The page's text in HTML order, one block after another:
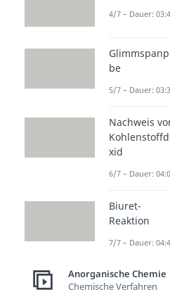
Fehling
zur
Für die Fehling
Reagenz
Fehlingsche
mischt du zwei
Der Chemiker
bezeichnete
Fehling Iist
(CuSO4) ist
4/7 – Dauer:
be
5/7 – Dauer:
Nachweis
xid
6/7 – Dauer:
Biuret-
Reaktion
7/7 – Dauer:
Anorganische Chemie
Chemische Verfahren